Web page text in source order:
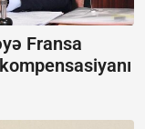
Fransa